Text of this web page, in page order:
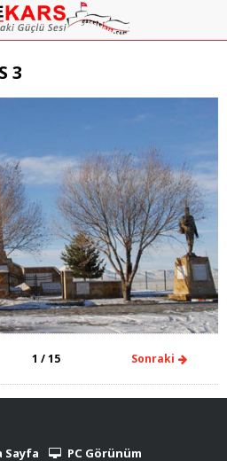
3
1 / 15 Sonraki
Sayfa
PC Görünüm